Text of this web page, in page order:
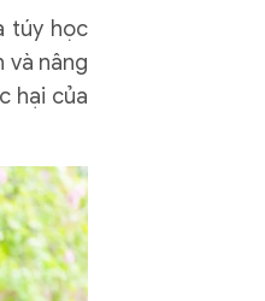
túy học
và nâng
hại của